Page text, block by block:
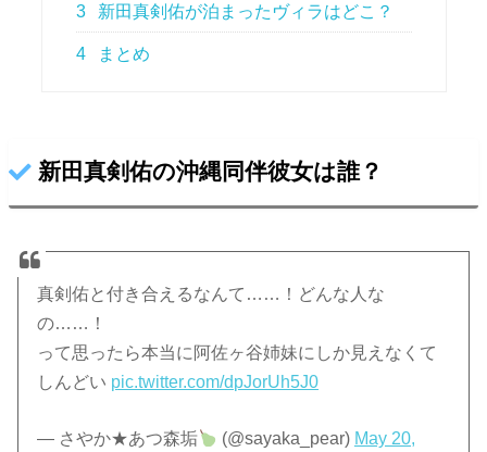
3 新田真剣佑が泊まったヴィラはどこ？
4 まとめ
新田真剣佑の沖縄同伴彼女は誰？
真剣佑と付き合えるなんて……！どんな人な
の……！
って思ったら本当に阿佐ヶ谷姉妹にしか見えなくて
しんどい pic.twitter.com/dpJorUh5J0
— さやか★あつ森垢 (@sayaka_pear) May 20,